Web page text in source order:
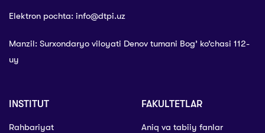
Elektron pochta: info@dtpi.uz
Manzil: Surxondaryo viloyati Denov tumani Bog’ ko’chasi 112-
uy
INSTITUT
Rahbariyat
FAKULTETLAR
Aniq va tabiiy fanlar